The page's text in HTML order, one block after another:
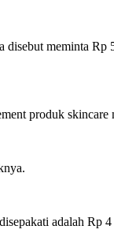
meminta Rp
produk skincare
adalah Rp